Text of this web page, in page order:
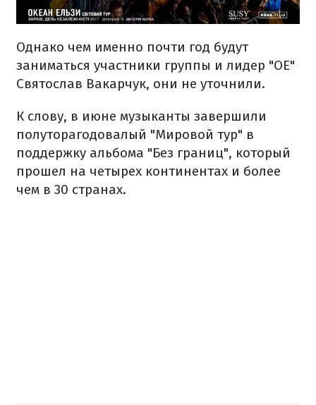
Однако чем именно почти год будут
заниматься участники группы и лидер "ОЕ"
Святослав Вакарчук, они не уточнили.
К слову, в июне музыканты завершили
полуторагодовалый "Мировой тур" в
поддержку альбома "Без границ", который
прошел на четырех континентах и более
чем в 30 странах.